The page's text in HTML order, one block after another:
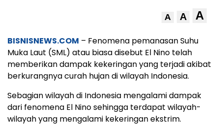
A A A
BISNISNEWS.COM – Fenomena pemanasan Suhu
Muka Laut (SML) atau biasa disebut El Nino telah
memberikan dampak kekeringan yang terjadi akibat
berkurangnya curah hujan di wilayah Indonesia.
Sebagian wilayah di Indonesia mengalami dampak
dari fenomena El Nino sehingga terdapat wilayah-
wilayah yang mengalami kekeringan ekstrim.